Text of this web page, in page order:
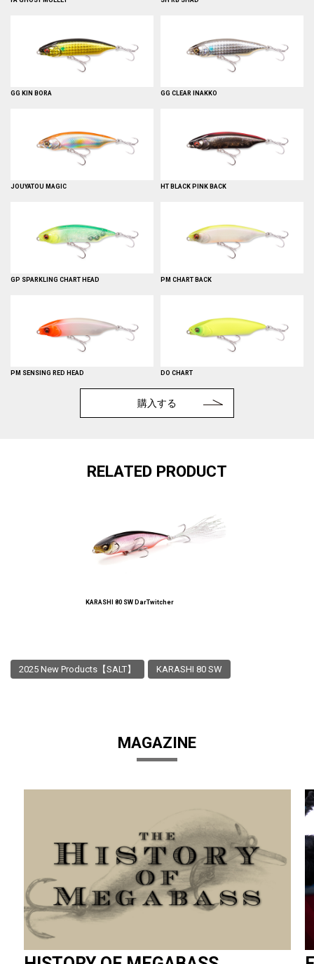
GG KIN BORA GG CLEAR INAKKO
JOUYATOU MAGIC HT BLACK PINK BACK
GP SPARKLING CHART HEAD PM CHART BACK
PM SENSING RED HEAD DO CHART
購入する
RELATED PRODUCT
KARASHI 80 SW DarTwitcher
2025 New Products【SALT】 KARASHI 80 SW
MAGAZINE